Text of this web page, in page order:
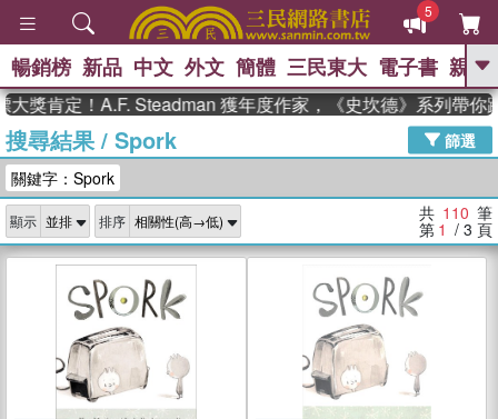
5
GO
高希均教授回憶錄
、 The Odyssey 、 父親節 、 花開錦
李登輝時代 、 數學女孩：黎曼猜想
、
如果歷史是一
群喵 、 臺灣漫遊錄
暢銷榜 新品 中文 外文 簡體 三民東大 電子書 親子
定！A.F. Steadman 獲年度作家，《史坎德》系列帶你踏上熱
搜尋結果/ Spork
篩選
關鍵字：Spork
顯示 排序 共 110 筆
第 1 / 3 頁